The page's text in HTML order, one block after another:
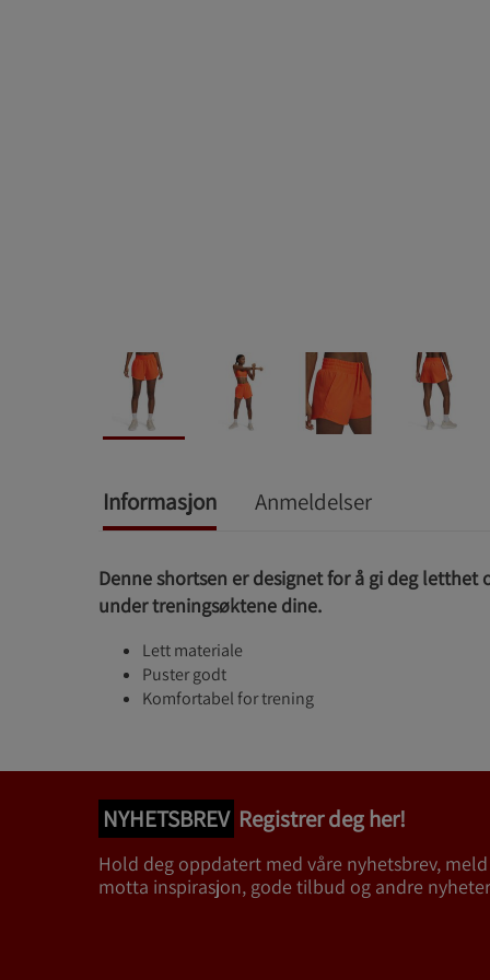
Informasjon Anmeldelser
Denne shortsen er designet for å gi deg letthet
under treningsøktene dine.
Lett materiale
Puster godt
Komfortabel for trening
NYHETSBREV Registrer deg her!
Hold deg oppdatert med våre nyhetsbrev,
motta inspirasjon, gode tilbud og andre